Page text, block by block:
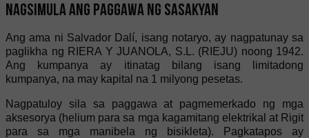
Nagsimula ang paggawa ng sasakyan
Ang ama ni Salvador Dalí, isang notaryo, ay nagpatunay sa
paglikha ng RIERA Y JUANOLA, S.L. (RIEJU) noong 1942.
Ang kumpanya ay itinatag bilang isang limitadong
kumpanya, na may kapital na 1 milyong pesetas.
Nagpatuloy sila sa paggawa at pagmemerkado ng mga
aksesorya (helium para sa mga kagamitang elektrikal at Rigit
para sa mga manibela ng bisikleta). Pagkatapos ay